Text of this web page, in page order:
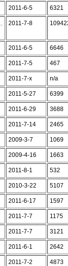
2011-6-5 6321
2011-7-8
2011-6-5 6646
2011-7-5 467
2011-7-x n/a
2011-5-27 6399
2011-6-29 3688
2011-7-14 2465
2009-3-7 1069
2009-4-16 1663
2011-8-1 532
2010-3-22 5107
2011-6-17 1597
2011-7-7 1175
2011-7-7 3121
2011-6-1 2642
2011-7-2 4873